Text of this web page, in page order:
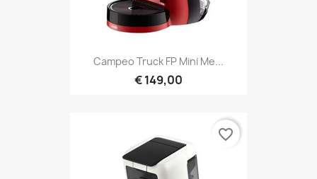
Campeo Truck FP Mini Me...
€ 149,00
favorite_border